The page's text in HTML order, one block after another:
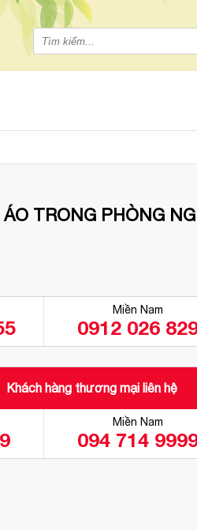
TRONG PHÒNG
Miền Nam
0912 026
Khách hàng thương mại liên hệ
Miền Nam
094 714